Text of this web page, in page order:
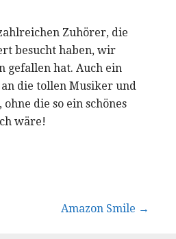
Zuhörer, die
besucht haben, wir
gefallen hat. Auch ein
an die tollen Musiker und
die so ein schönes
wäre!
Amazon Smile →